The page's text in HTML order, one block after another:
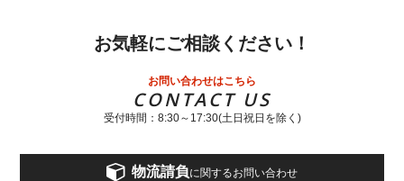
お気軽にご相談ください！
お問い合わせはこちら
CONTACT US
受付時間：8:30～17:30(土日祝日を除く)
物流請負に関するお問い合わせ